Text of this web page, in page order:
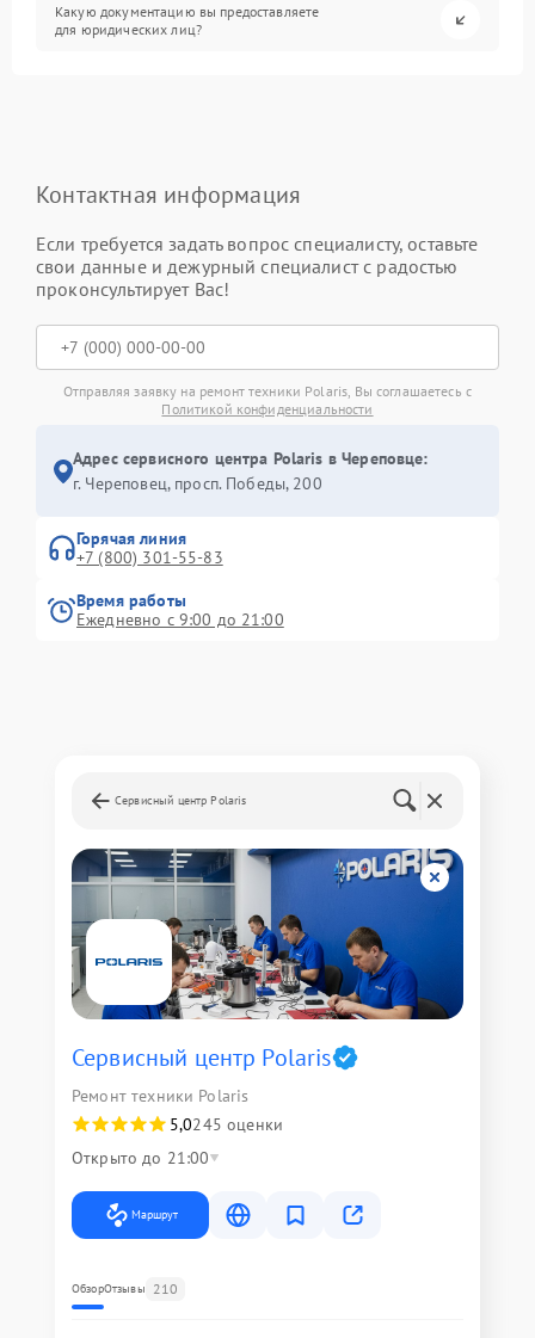
Какую документацию вы предоставляете
для юридических лиц?
Контактная информация
Если требуется задать вопрос специалисту, оставьте
свои данные и дежурный специалист с радостью
проконсультирует Вас!
Отправляя заявку на ремонт техники Polaris, Вы соглашаетесь с
Политикой конфиденциальности
Адрес сервисного центра Polaris в Череповце:
г. Череповец, просп. Победы, 200
Горячая линия
+7 (800) 301-55-83
Время работы
Ежедневно с 9:00 до 21:00
Сервисный центр Polaris
Сервисный центр Polaris
Ремонт техники Polaris
5,0245 оценки
Открыто до 21:00
Маршрут
ОбзорОтзывы 210